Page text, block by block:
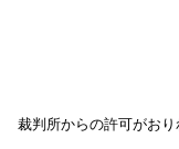
裁判所からの許可がおり